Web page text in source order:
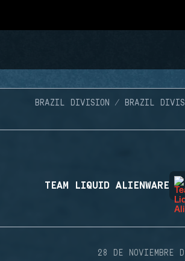
BRAZIL DIVISION BRAZIL
TEAM LIQUID ALIENWARE
28 DE